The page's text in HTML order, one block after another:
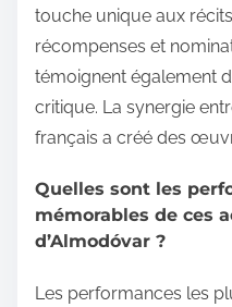
touche unique aux
récompenses et
témoignent également
critique. La synergie
français a créé des
Quelles sont les
mémorables de ces
d’Almodóvar ?
Les performances les